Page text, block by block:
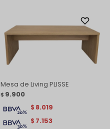
Mesa de Living PLISSE
$ 9.900
$ 7.153
$ 8.019